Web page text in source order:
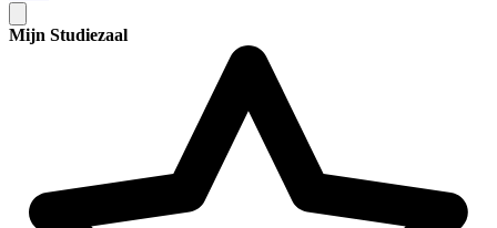
Mijn Studiezaal